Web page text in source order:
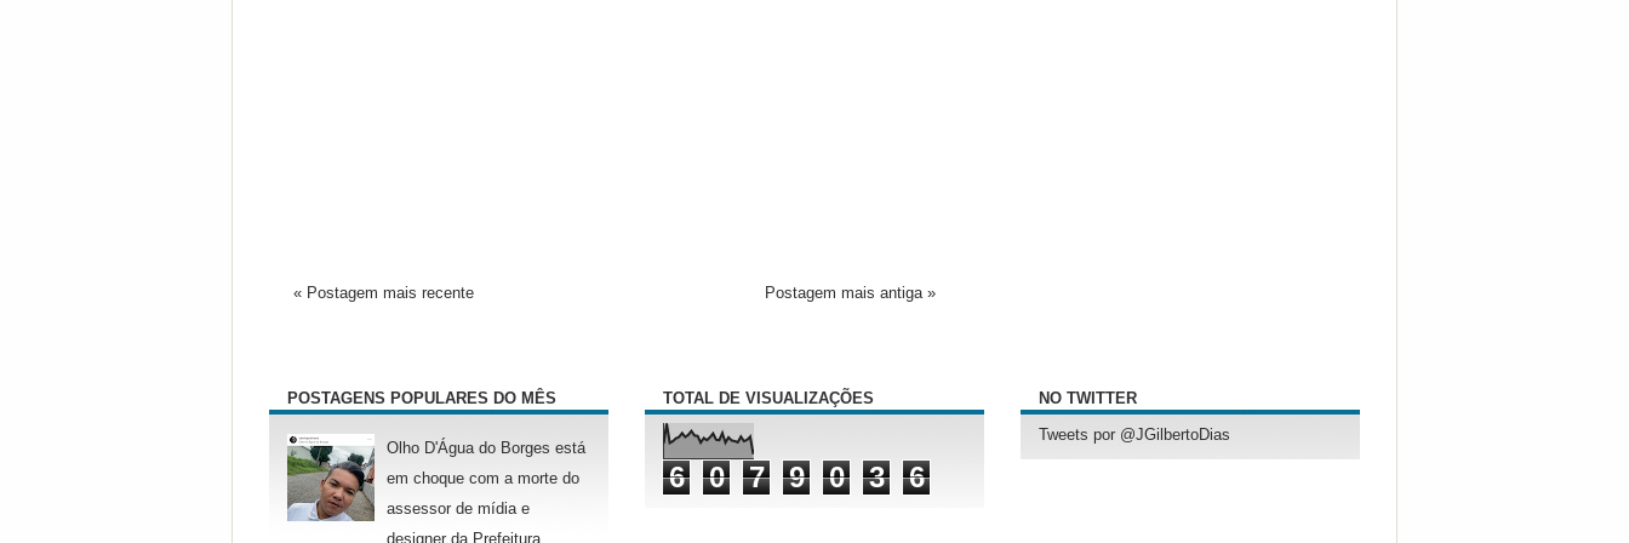
« Postagem mais recente Postagem mais antiga »
POSTAGENS POPULARES DO MÊS
Olho D'Água do Borges está
em choque com a morte do
assessor de mídia e
designer da Prefeitura
TOTAL DE VISUALIZAÇÕES
6 0 7 9 0 3 6
NO TWITTER
Tweets por @JGilbertoDias